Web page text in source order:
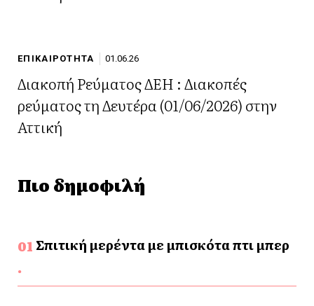
ΕΠΙΚΑΙΡΟΤΗΤΑ 01.06.26
Διακοπή Ρεύματος ΔΕΗ : Διακοπές
ρεύματος τη Δευτέρα (01/06/2026) στην
Αττική
Πιο δημοφιλή
Σπιτική μερέντα με μπισκότα πτι μπερ